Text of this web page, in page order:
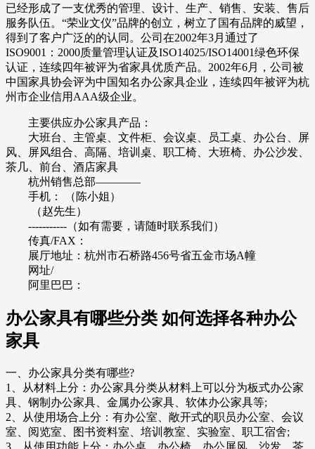
已经形成了一支优秀的管理、设计、生产、销售、安装、售后
服务队伍。“荣业文仪”品牌的创立，树立了国有品牌的威望，
得到了客户广泛的的认同。公司在2002年3月通过了
ISO9001：2000质量管理认证及ISO14025/ISO14001绿色环保
认证，连续四年被评为省家具优质产品。2002年6月，公司被
中国家具协会评为中国知名办公家具企业，连续四年被评为杭
州市企业信用AAA级企业。
主要供应办公家具产品：
大班台、主管桌、文件柜、会议桌、员工桌、办公台、屏
风、屏风组合、高隔、培训桌、职工椅、大班椅、办公沙发、
茶几、前台、酒店家具
杭州销售总部————
手机： （陈小姐）
（赵先生）
-----------（如有需要，请随时联系我们）
传真/FAX：
展厅地址：杭州市石桥路456号省五金市场A幢
网址/
阿里巴巴：
办公家具有哪些分类 如何选择各种办公
家具
一、办公家具分类有哪些?
1、从材料上分：办公家具分类从材料上可以分为板式办公家
具、钢制办公家具、金属办公家具、软体办公家具等;
2、从使用场合上分：有办公室、敞开式的职员办公室、会议
室、阅览室、图书资料室、培训教室、实验室、职工宿舍;
3、从使用功能上分：办公桌、办公椅、办公屏风、沙发、茶